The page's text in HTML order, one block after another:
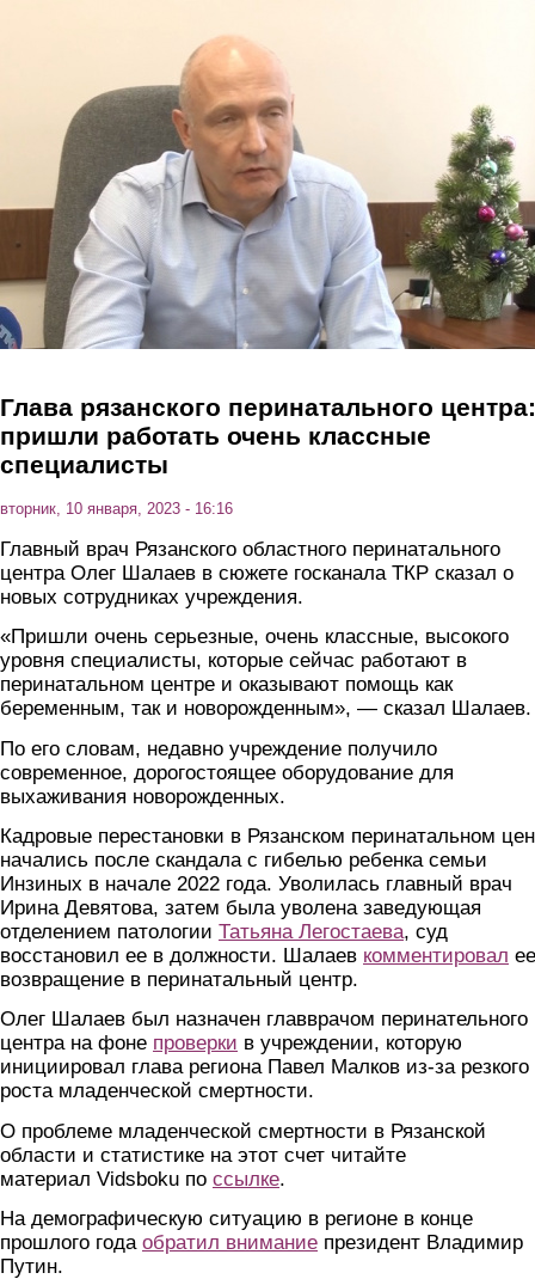
Глава рязанского перинатального центра:
пришли работать очень классные
специалисты
вторник, 10 января, 2023 - 16:16
Главный врач Рязанского областного перинатального
центра Олег Шалаев в сюжете госканала ТКР сказал о
новых сотрудниках учреждения.
«Пришли очень серьезные, очень классные, высокого
уровня специалисты, которые сейчас работают в
перинатальном центре и оказывают помощь как
беременным, так и новорожденным», — сказал Шалаев.
По его словам, недавно учреждение получило
современное, дорогостоящее оборудование для
выхаживания новорожденных.
Кадровые перестановки в Рязанском перинатальном
начались после скандала с гибелью ребенка семьи
Инзиных в начале 2022 года. Уволилась главный врач
Ирина Девятова, затем была уволена заведующая
отделением патологии Татьяна Легостаева, суд
восстановил ее в должности. Шалаев комментировал ее
возвращение в перинатальный центр.
Олег Шалаев был назначен главврачом перинательного
центра на фоне проверки в учреждении, которую
инициировал глава региона Павел Малков из-за резкого
роста младенческой смертности.
О проблеме младенческой смертности в Рязанской
области и статистике на этот счет читайте
материал Vidsboku по ссылке.
На демографическую ситуацию в регионе в конце
прошлого года обратил внимание президент Владимир
Путин.